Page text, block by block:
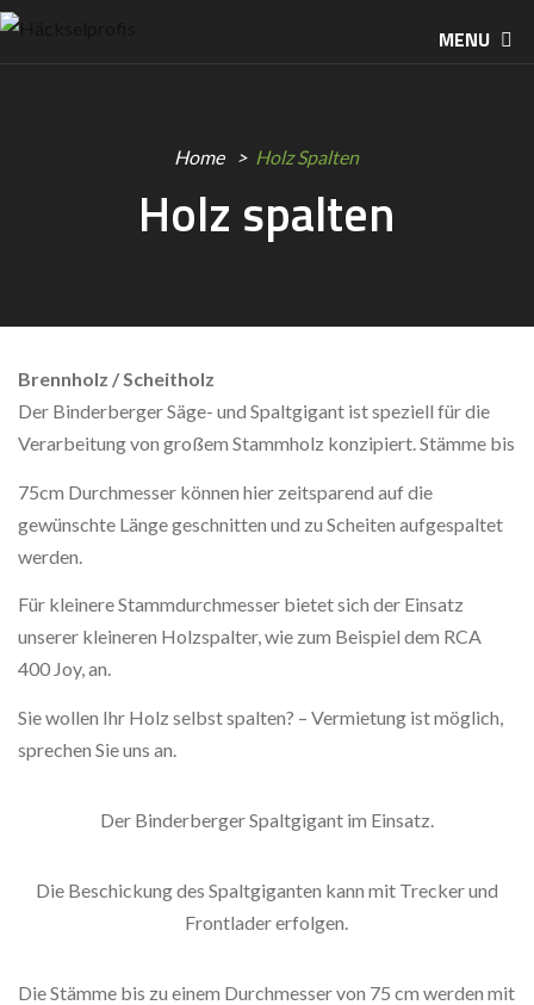
MENU
Home Holz Spalten
Holz spalten
Brennholz / Scheitholz
Der Binderberger Säge- und Spaltgigant ist speziell für die
Verarbeitung von großem Stammholz konzipiert. Stämme bis
75cm Durchmesser können hier zeitsparend auf die
gewünschte Länge geschnitten und zu Scheiten aufgespaltet
werden.
Für kleinere Stammdurchmesser bietet sich der Einsatz
unserer kleineren Holzspalter, wie zum Beispiel dem RCA
400 Joy, an.
Sie wollen Ihr Holz selbst spalten? – Vermietung ist möglich,
sprechen Sie uns an.
Der Binderberger Spaltgigant im Einsatz.
Die Beschickung des Spaltgiganten kann mit Trecker und
Frontlader erfolgen.
Die Stämme bis zu einem Durchmesser von 75 cm werden mit